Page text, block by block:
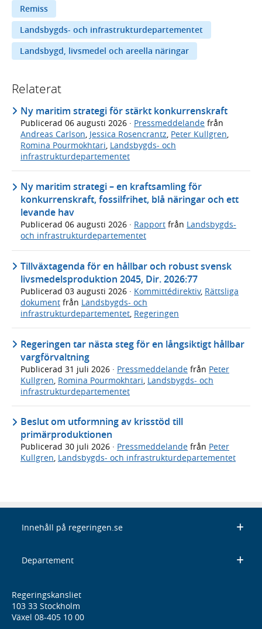
Remiss
Landsbygds- och infrastrukturdepartementet
Landsbygd, livsmedel och areella näringar
Relaterat
Ny maritim strategi för stärkt konkurrenskraft
Publicerad 06 augusti 2026 · Pressmeddelande från
Andreas Carlson Jessica Rosencrantz Peter Kullgren
Romina Pourmokhtari Landsbygds- och
infrastrukturdepartementet
Ny maritim strategi – en kraftsamling för
konkurrenskraft, fossilfrihet, blå näringar och ett
levande hav
Publicerad 06 augusti 2026 · Rapport från Landsbygds-
och infrastrukturdepartementet
Tillväxtagenda för en hållbar och robust svensk
livsmedelsproduktion 2045, Dir. 2026:77
Publicerad 03 augusti 2026 · Kommittédirektiv, Rättsliga
dokument från Landsbygds- och
infrastrukturdepartementet, Regeringen
Regeringen tar nästa steg för en långsiktigt hållbar
vargförvaltning
Publicerad 31 juli 2026 · Pressmeddelande från Peter
Kullgren Romina Pourmokhtari Landsbygds- och
infrastrukturdepartementet
Beslut om utformning av krisstöd till
primärproduktionen
Publicerad 30 juli 2026 · Pressmeddelande från Peter
Kullgren, Landsbygds- och infrastrukturdepartementet
Innehåll på regeringen.se
Departement
Regeringskansliet
103 33 Stockholm
Växel 08-405 10 00